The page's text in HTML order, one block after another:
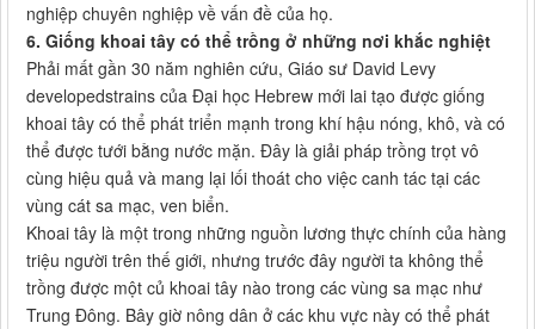
nghiệp chuyên nghiệp về vấn đề của họ.
6. Giống khoai tây có thể trồng ở những nơi khắc nghiệt
Phải mất gần 30 năm nghiên cứu, Giáo sư David Levy
developedstrains của Đại học Hebrew mới lai tạo được giống
khoai tây có thể phát triển mạnh trong khí hậu nóng, khô, và có
thể được tưới bằng nước mặn. Đây là giải pháp trồng trọt vô
cùng hiệu quả và mang lại lối thoát cho việc canh tác tại các
vùng cát sa mạc, ven biển.
Khoai tây là một trong những nguồn lương thực chính của hàng
triệu người trên thế giới, nhưng trước đây người ta không thể
trồng được một củ khoai tây nào trong các vùng sa mạc như
Trung Đông. Bây giờ nông dân ở các khu vực này có thể phát